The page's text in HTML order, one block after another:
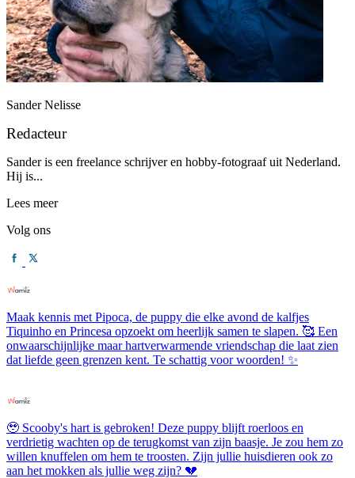
Sander Nelisse
Redacteur
Sander is een freelance schrijver en hobby-fotograaf uit Nederland.
Hij is...
Lees meer
Volg ons
Maak kennis met Pipoca, de puppy die elke avond de kalfjes
Tiquinho en Princesa opzoekt om heerlijk samen te slapen. 🥰 Een
onwaarschijnlijke maar hartverwarmende vriendschap die laat zien
dat liefde geen grenzen kent. Te schattig voor woorden! ✨
🥹 Scooby's hart is gebroken! Deze puppy blijft roerloos en
verdrietig wachten op de terugkomst van zijn baasje. Je zou hem zo
willen knuffelen om hem te troosten. Zijn jullie huisdieren ook zo
aan het mokken als jullie weg zijn? 💔